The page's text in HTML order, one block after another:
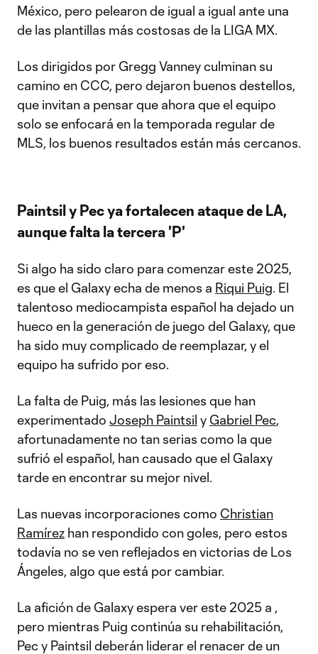
México, pero pelearon de igual a igual ante una
de las plantillas más costosas de la LIGA MX.
Los dirigidos por Gregg Vanney culminan su
camino en CCC, pero dejaron buenos destellos,
que invitan a pensar que ahora que el equipo
solo se enfocará en la temporada regular de
MLS, los buenos resultados están más cercanos.
Paintsil y Pec ya fortalecen ataque de LA,
aunque falta la tercera 'P'
Si algo ha sido claro para comenzar este 2025,
es que el Galaxy echa de menos a Riqui Puig. El
talentoso mediocampista español ha dejado un
hueco en la generación de juego del Galaxy, que
ha sido muy complicado de reemplazar, y el
equipo ha sufrido por eso.
La falta de Puig, más las lesiones que han
experimentado Joseph Paintsil y Gabriel Pec,
afortunadamente no tan serias como la que
sufrió el español, han causado que el Galaxy
tarde en encontrar su mejor nivel.
Las nuevas incorporaciones como Christian
Ramírez han respondido con goles, pero estos
todavía no se ven reflejados en victorias de Los
Ángeles, algo que está por cambiar.
La afición de Galaxy espera ver este 2025 a ,
pero mientras Puig continúa su rehabilitación,
Pec y Paintsil deberán liderar el renacer de un